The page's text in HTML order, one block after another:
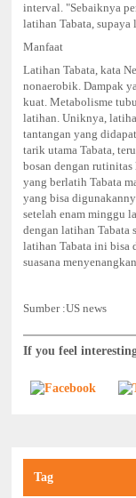
interval. "Sebaiknya
latihan Tabata, supaya
Manfaat
Latihan Tabata, kata
nonaerobik. Dampak
kuat. Metabolisme
latihan.Uniknya,
tantangan yang
tarik utama Tabata,
bosan dengan
yang berlatih Tabata
yang bisa
setelah enam minggu
dengan latihan Tabata
latihan Tabata ini bisa
suasana
Sumber :US news
If you feel
Tag